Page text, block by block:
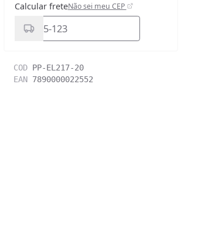
Calcular freteNão sei meu CEP
COD PP-EL217-20
EAN 7890000022552